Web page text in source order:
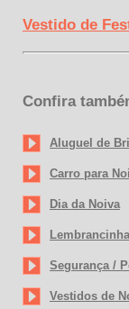
Vestido de
Confira
Aluguel de
Carro para
Dia da Noiva
Segurança /
Vestidos de